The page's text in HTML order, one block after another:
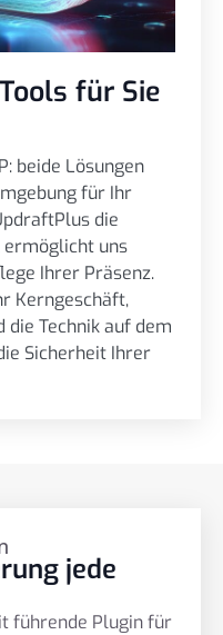
für Sie
beide Lösungen
für Ihr
die
uns
Ihrer Präsenz.
Kerngeschäft,
Technik auf dem
Sicherheit Ihrer
jede
führende Plugin für